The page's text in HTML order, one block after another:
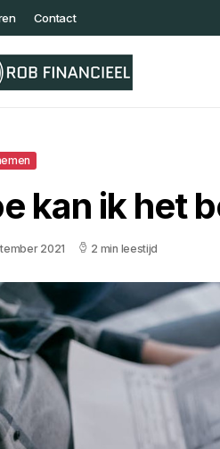
Contact
kan ik het
2021 2 min leestijd